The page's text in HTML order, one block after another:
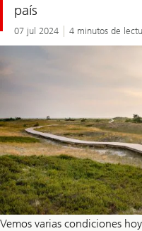
país
07 jul 2024 4 minutos de
Vemos varias condiciones